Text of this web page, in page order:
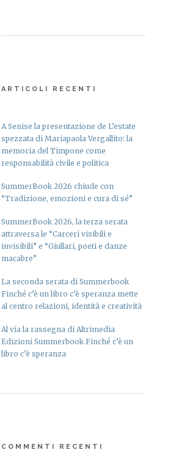
ARTICOLI RECENTI
A Senise la presentazione de L’estate
spezzata di Mariapaola Vergallito: la
memoria del Timpone come
responsabilità civile e politica
SummerBook 2026 chiude con
“Tradizione, emozioni e cura di sé”
SummerBook 2026, la terza serata
attraversa le “Carceri visibili e
invisibili” e “Giullari, poeti e danze
macabre”
La seconda serata di Summerbook
Finché c’è un libro c’è speranza mette
al centro relazioni, identità e creatività
Al via la rassegna di Altrimedia
Edizioni Summerbook Finché c’è un
libro c’è speranza
COMMENTI RECENTI